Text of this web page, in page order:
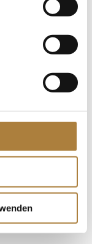
U25-
erinnert an